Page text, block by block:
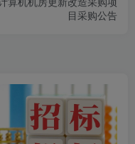
目采购公告